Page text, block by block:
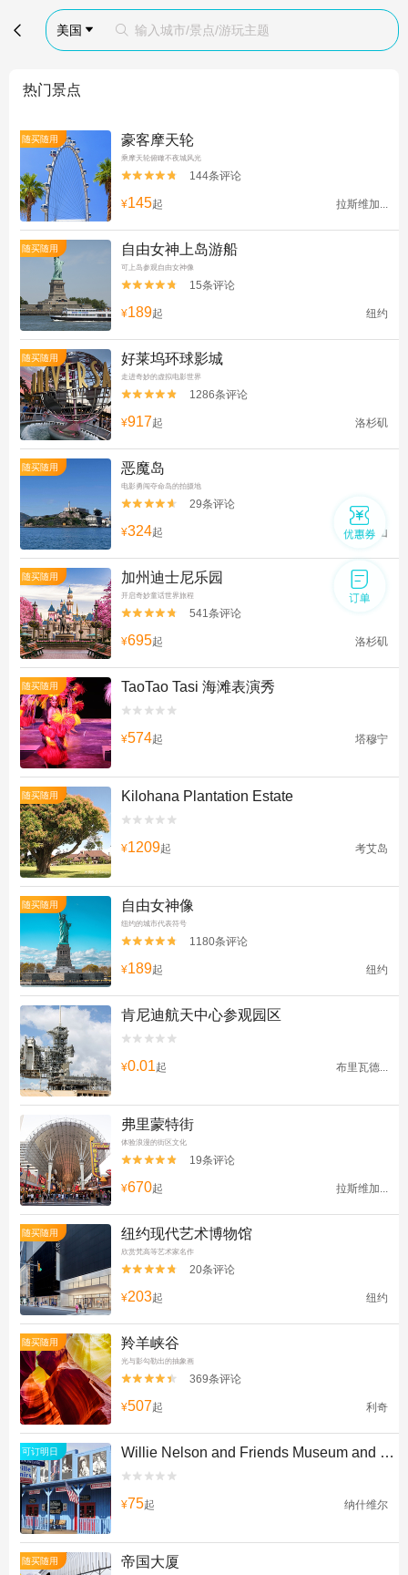
 美国   输入城市/景点/游玩主题
热门景点
随买随用 豪客摩天轮
乘摩天轮俯瞰不夜城风光

 144条评论
¥145起 拉斯维加...
随买随用 自由女神上岛游船
可上岛参观自由女神像

 15条评论
¥189起 纽约
随买随用 好莱坞环球影城
走进奇妙的虚拟电影世界

 1286条评论
¥917起 洛杉矶
随买随用 恶魔岛
电影勇闯夺命岛的拍摄地

 29条评论
¥324起 旧金山
随买随用 加州迪士尼乐园
开启奇妙童话世界旅程

 541条评论
¥695起 洛杉矶
随买随用 TaoTao Tasi 海滩表演秀


¥574起 塔穆宁
随买随用 Kilohana Plantation Estate


¥1209起 考艾岛
随买随用 自由女神像
纽约的城市代表符号

 1180条评论
¥189起 纽约
肯尼迪航天中心参观园区


¥0.01起 布里瓦德...
弗里蒙特街
体验浪漫的街区文化

 19条评论
¥670起 拉斯维加...
随买随用 纽约现代艺术博物馆
欣赏梵高等艺术家名作

 20条评论
¥203起 纽约
随买随用 羚羊峡谷
光与影勾勒出的抽象画

 369条评论
¥507起 利奇
可订明日 Willie Nelson and Friends Museum and General Store


¥75起 纳什维尔
随买随用 帝国大厦